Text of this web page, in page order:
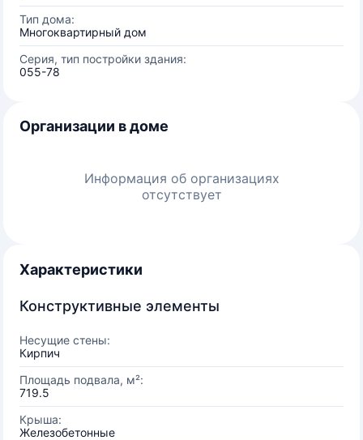
Тип дома:
Многоквартирный дом
Серия, тип постройки здания:
055-78
Организации в доме
Информация об организациях
отсутствует
Характеристики
Конструктивные элементы
Несущие стены:
Кирпич
Площадь подвала, м²:
719.5
Крыша:
Железобетонные